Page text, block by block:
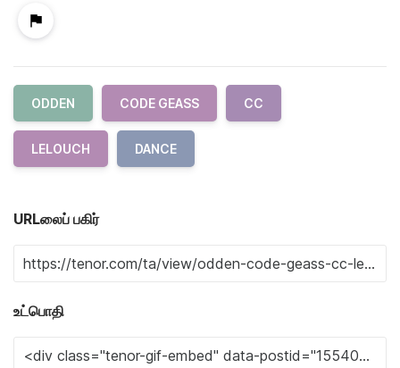
ODDEN CODE GEASS CC
LELOUCH DANCE
URLலைப் பகிர்
உட்பொதி